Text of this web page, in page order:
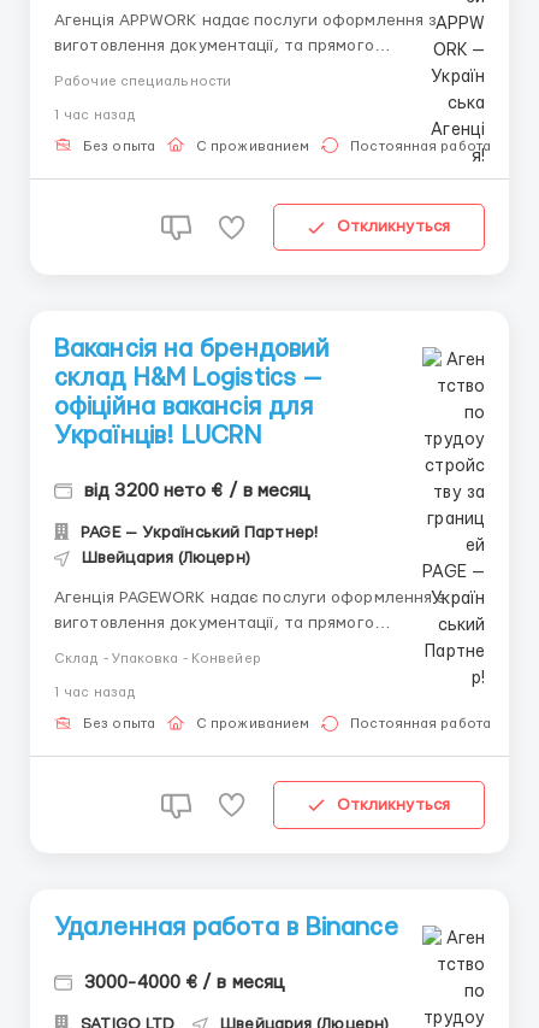
Агенція APPWORK надає послуги оформлення з
виготовлення документації, та прямого
онлайн: Спеціаліст: Денис Бойко Телефон для
консультацій \ для підбору вакансій: +48 889 248
Рабочие специальности
1 час назад
Без опыта С проживанием Постоянная работа
Откликнуться
Вакансія на брендовий
склад H&M Logistics —
офіційна вакансія для
Українців! LUCRN
від 3200 нето € / в месяц
PAGE — Український Партнер!
Швейцария (Люцерн)
Агенція PAGEWORK надає послуги оформлення з
виготовлення документації, та прямого
підбору вакансії: Головний Рекрутер: Віталій
Шевченко Телефон для консультацій \ для підбору
Склад - Упаковка - Конвейер
1 час назад
Без опыта С проживанием Постоянная работа
Откликнуться
Удаленная работа в Binance
3000-4000 € / в месяц